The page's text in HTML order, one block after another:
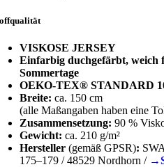
VISKOSE JERSEY
Einfarbig duchgefärbt, weich
Sommertage
OEKO-TEX® STANDARD
Breite: ca. 150 cm
(alle Maßangaben haben eine
Zusammensetzung: 90 %
Gewicht: ca. 210 g/m²
Hersteller (gemäß GPSR):
175–179 / 48529 Nordhorn /